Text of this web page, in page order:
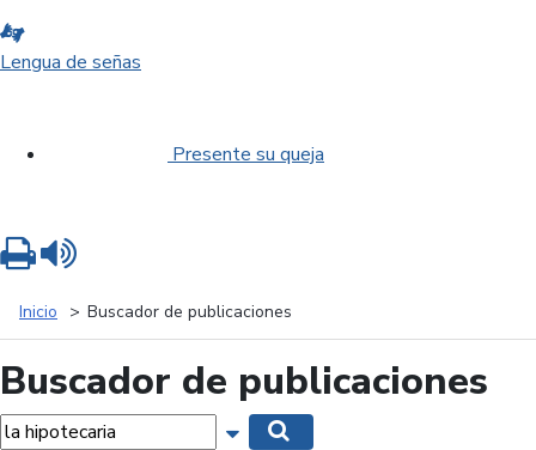
Lengua de señas
Presente su queja
Inicio Buscador de publicaciones
Buscador de publicaciones
Mostrar opciones de búsqueda
Imprimir